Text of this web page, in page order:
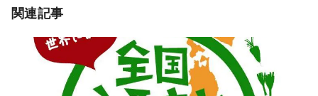
関連記事